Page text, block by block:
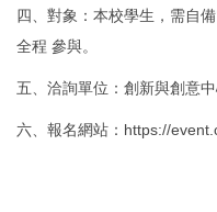
四、對象：本校學生，需自
全程 參與。
五、洽詢單位：創新與創意
六、報名網站：https://